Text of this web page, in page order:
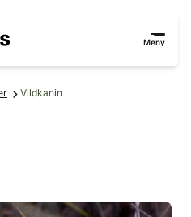
Meny
Vildkanin